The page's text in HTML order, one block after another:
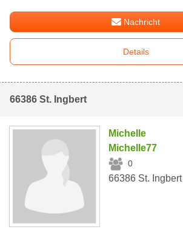
Nachricht
Details
66386 St. Ingbert
Michelle
Michelle77
0
66386 St. Ingbert